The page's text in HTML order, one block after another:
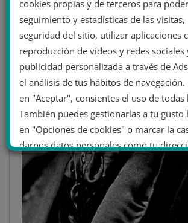
cookies propias y de terceros para
seguimiento y estadísticas de las
seguridad del sitio, utilizar aplicaciones
reproducción de vídeos y redes
publicidad personalizada a través de
el análisis de tus hábitos de
en "Aceptar", consientes el uso de todas
También puedes gestionarlas a tu gusto
en "Opciones de cookies" o marcar la
darnos datos personales como tu
último, puedes leer nuestra Política de
No dar mi información personal